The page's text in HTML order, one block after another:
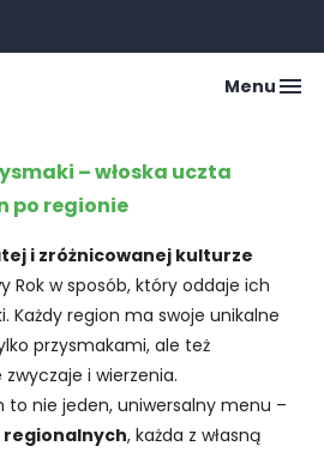
Menu
– włoska uczta
po regionie
i zróżnicowanej kulturze
Rok w sposób, który oddaje ich
Każdy region ma swoje unikalne
przysmakami, ale też
i wierzenia.
to nie jeden, uniwersalny menu –
regionalnych, każda z własną